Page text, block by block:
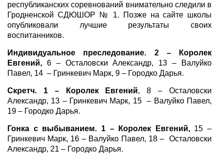
республиканских соревнований внимательно следили в
Гродненской СДЮШОР № 1. Позже на сайте школы
опубликовали лучшие результаты своих
воспитанников.
Индивидуальное преследование. 2 – Королек
Евгений, 6 – Осталовски Александр, 13 – Валуйко
Павел, 14 – Гринкевич Марк, 9 – Городко Дарья.
Скретч. 1 – Королек Евгений, 8 – Осталовски
Александр, 13 – Гринкевич Марк, 15 – Валуйко Павел,
19 – Городко Дарья.
Гонка с выбыванием. 1 – Королек Евгений, 15 –
Гринкевич Марк, 16 – Валуйко Павел, 18 – Осталовски
Александр, 21 – Городко Дарья.